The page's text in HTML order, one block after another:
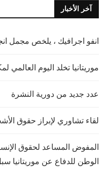
آخر الأخبار
انفو اجرافيك ، يلخص مجمل
موريتانيا تخلد اليوم العالمي
عدد جديد من دورية النشرة
لقاء تشاوري لإبراز حقوق
المفوض المساعد لحقوق
الوطن للدفاع عن موريتانيا